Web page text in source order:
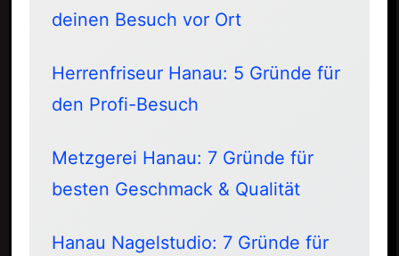
deinen Besuch vor Ort
Herrenfriseur Hanau: 5 Gründe für
den Profi-Besuch
Metzgerei Hanau: 7 Gründe für
besten Geschmack & Qualität
Hanau Nagelstudio: 7 Gründe für